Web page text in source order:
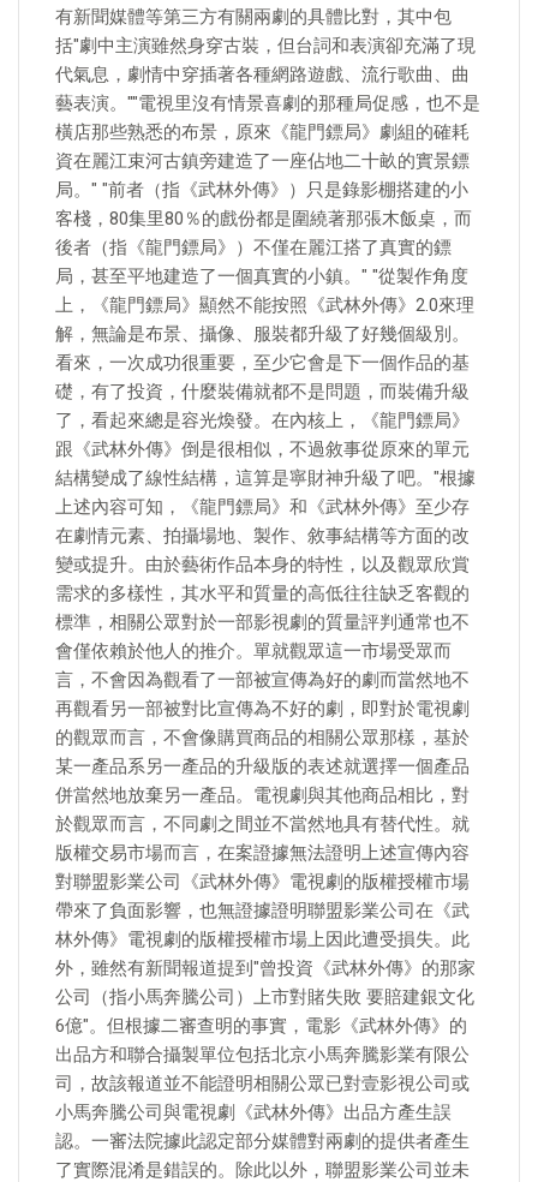
有新聞媒體等第三方有關兩劇的具體比對，其中包
括"劇中主演雖然身穿古裝，但台詞和表演卻充滿了現
代氣息，劇情中穿插著各種網路遊戲、流行歌曲、曲
藝表演。""電視里沒有情景喜劇的那種局促感，也不是
橫店那些熟悉的布景，原來《龍門鏢局》劇組的確耗
資在麗江束河古鎮旁建造了一座佔地二十畝的實景鏢
局。" "前者（指《武林外傳》）只是錄影棚搭建的小
客棧，80集里80％的戲份都是圍繞著那張木飯桌，而
後者（指《龍門鏢局》）不僅在麗江搭了真實的鏢
局，甚至平地建造了一個真實的小鎮。" "從製作角度
上，《龍門鏢局》顯然不能按照《武林外傳》2.0來理
解，無論是布景、攝像、服裝都升級了好幾個級別。
看來，一次成功很重要，至少它會是下一個作品的基
礎，有了投資，什麼裝備就都不是問題，而裝備升級
了，看起來總是容光煥發。在內核上，《龍門鏢局》
跟《武林外傳》倒是很相似，不過敘事從原來的單元
結構變成了線性結構，這算是寧財神升級了吧。"根據
上述內容可知，《龍門鏢局》和《武林外傳》至少存
在劇情元素、拍攝場地、製作、敘事結構等方面的改
變或提升。由於藝術作品本身的特性，以及觀眾欣賞
需求的多樣性，其水平和質量的高低往往缺乏客觀的
標準，相關公眾對於一部影視劇的質量評判通常也不
會僅依賴於他人的推介。單就觀眾這一市場受眾而
言，不會因為觀看了一部被宣傳為好的劇而當然地不
再觀看另一部被對比宣傳為不好的劇，即對於電視劇
的觀眾而言，不會像購買商品的相關公眾那樣，基於
某一產品系另一產品的升級版的表述就選擇一個產品
併當然地放棄另一產品。電視劇與其他商品相比，對
於觀眾而言，不同劇之間並不當然地具有替代性。就
版權交易市場而言，在案證據無法證明上述宣傳內容
對聯盟影業公司《武林外傳》電視劇的版權授權市場
帶來了負面影響，也無證據證明聯盟影業公司在《武
林外傳》電視劇的版權授權市場上因此遭受損失。此
外，雖然有新聞報道提到"曾投資《武林外傳》的那家
公司（指小馬奔騰公司）上市對賭失敗 要賠建銀文化
6億"。但根據二審查明的事實，電影《武林外傳》的
出品方和聯合攝製單位包括北京小馬奔騰影業有限公
司，故該報道並不能證明相關公眾已對壹影視公司或
小馬奔騰公司與電視劇《武林外傳》出品方產生誤
認。一審法院據此認定部分媒體對兩劇的提供者產生
了實際混淆是錯誤的。除此以外，聯盟影業公司並未